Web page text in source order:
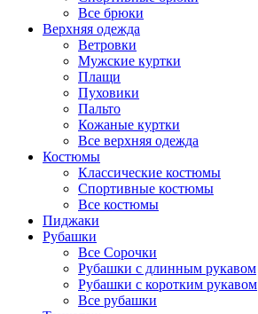
Все брюки
Верхняя одежда
Ветровки
Мужские куртки
Плащи
Пуховики
Пальто
Кожаные куртки
Все верхняя одежда
Костюмы
Классические костюмы
Спортивные костюмы
Все костюмы
Пиджаки
Рубашки
Все Сорочки
Рубашки с длинным рукавом
Рубашки с коротким рукавом
Все рубашки